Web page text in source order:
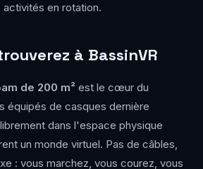
activités en rotation.
à BassinVR
de 200 m² est le cœur du
équipés de casques dernière
dans l'espace physique
un monde virtuel. Pas de câbles,
: vous marchez, vous courez, vous